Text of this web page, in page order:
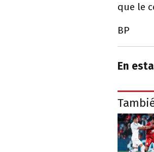
que le
BP
En